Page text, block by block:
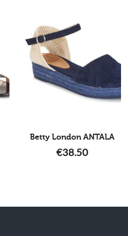
Betty London ANTALA
€38.50